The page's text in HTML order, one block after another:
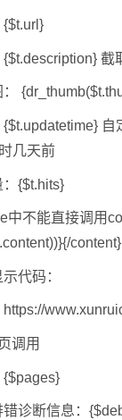
截
{$t.updatetime}
几天前
{$t.hits}
中不能直接调用
代码：
调用
{$pages}
错诊断信息：